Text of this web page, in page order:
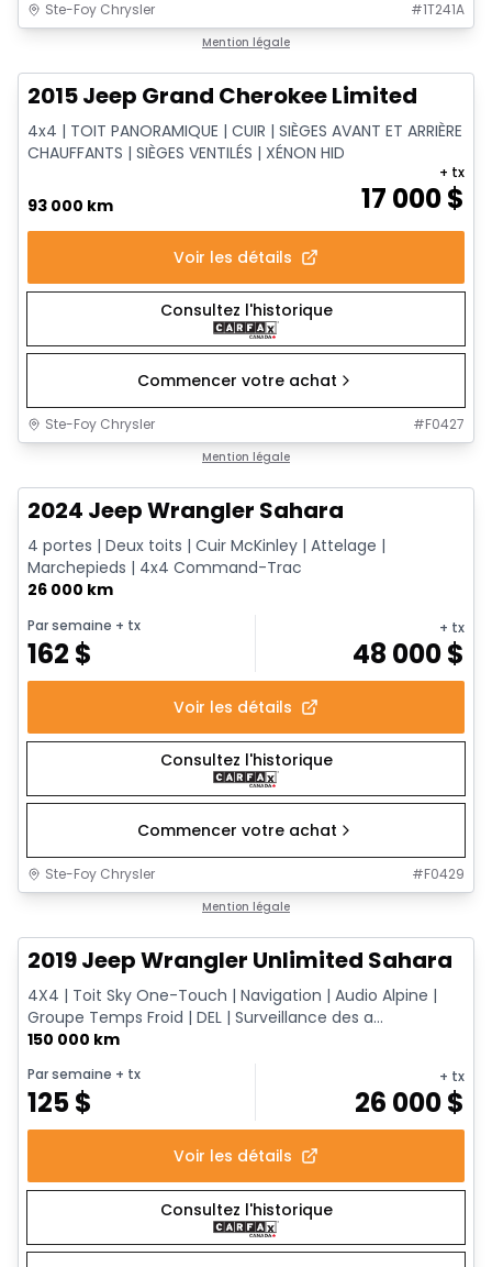
Ste-Foy Chrysler #1T241A
Mention légale
2015 Jeep Grand Cherokee Limited
4x4 | TOIT PANORAMIQUE | CUIR | SIÈGES AVANT ET ARRIÈRE
CHAUFFANTS | SIÈGES VENTILÉS | XÉNON HID
93 000 km 17 000$
+ tx
Voir les détails
Consultez l'historique
Commencer votre achat
Ste-Foy Chrysler #F0427
Mention légale
2024 Jeep Wrangler Sahara
4 portes | Deux toits | Cuir McKinley | Attelage |
Marchepieds | 4x4 Command-Trac
26 000 km
Par semaine + tx
162 $
+ tx
48 000$
Voir les détails
Consultez l'historique
Commencer votre achat
Ste-Foy Chrysler #F0429
Mention légale
2019 Jeep Wrangler Unlimited Sahara
4X4 | Toit Sky One-Touch | Navigation | Audio Alpine |
Groupe Temps Froid | DEL | Surveillance des a...
150 000 km
Par semaine + tx
125$
+ tx
26 000$
Voir les détails
Consultez l'historique